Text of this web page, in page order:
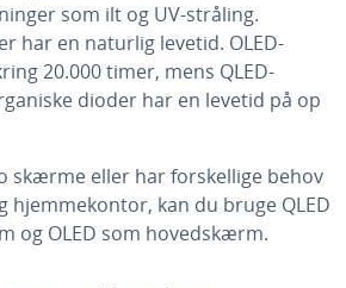
som ilt og UV-stråling.
har en naturlig levetid. OLED-
20.000 timer, mens QLED-
dioder har en levetid på op
skærme eller har for­skel­li­ge behov
hjem­me­kon­tor, kan du bruge QLED
og OLED som ho­ved­skærm.